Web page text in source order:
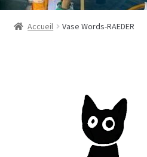
Boutique
Accueil Vase Words-RAEDER